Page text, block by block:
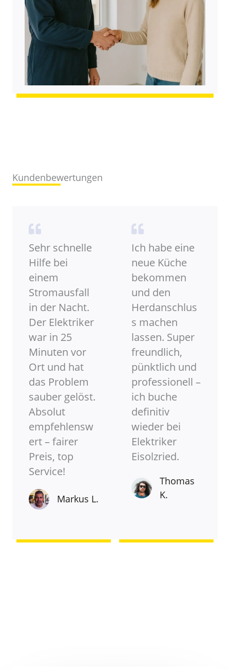
Kundenbewertungen
Sehr schnelle
Hilfe bei
einem
Stromausfall
in der Nacht.
Der Elektriker
war in 25
Minuten vor
Ort und hat
das Problem
sauber gelöst.
Absolut
empfehlensw
ert – fairer
Preis, top
Service!
Markus L.
Ich habe eine
neue Küche
bekommen
und den
Herdanschlus
s machen
lassen. Super
freundlich,
pünktlich und
professionell –
ich buche
definitiv
wieder bei
Elektriker
Eisolzried.
Thomas
K.